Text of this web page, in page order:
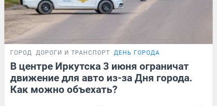
ГОРОД ДОРОГИ И ТРАНСПОРТ ДЕНЬ ГОРОДА
В центре Иркутска 3 июня ограничат
движение для авто из-за Дня города.
Как можно объехать?